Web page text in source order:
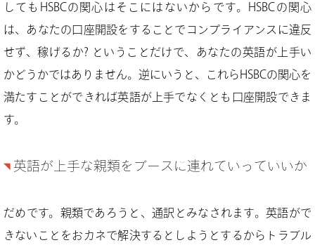
してもHSBCの関心はそこにはないからです。HSBCの関心
は、あなたの口座開設をすることでコンプライアンスに違反
せず、稼げるか? ということだけで、あなたの英語が上手い
かどうかではありません。逆にいうと、これらHSBCの関心を
満たすことができれば英語が上手でなくとも口座開設できま
す。
英語が上手な親類をブースに連れていっていいか
だめです。親類であろうと、通訳とみなされます。英語がで
きないことをおカネで解決するとしようとするからトラブル